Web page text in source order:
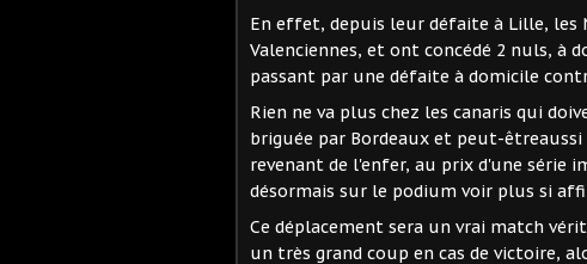
En effet, depuis leur défaite à Lille, les
Valenciennes, et ont concédé 2 nuls, à
passant par une défaite à domicile
Rien ne va plus chez les canaris qui
briguée par Bordeaux et peut-
revenant de l'enfer, au prix d'une série
désormais sur le podium voir plus si
Ce déplacement sera un vrai match
un très grand coup en cas de victoire,